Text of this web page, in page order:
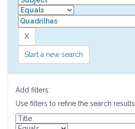
Start a new search
Add filters:
Use filters to refine the search results.